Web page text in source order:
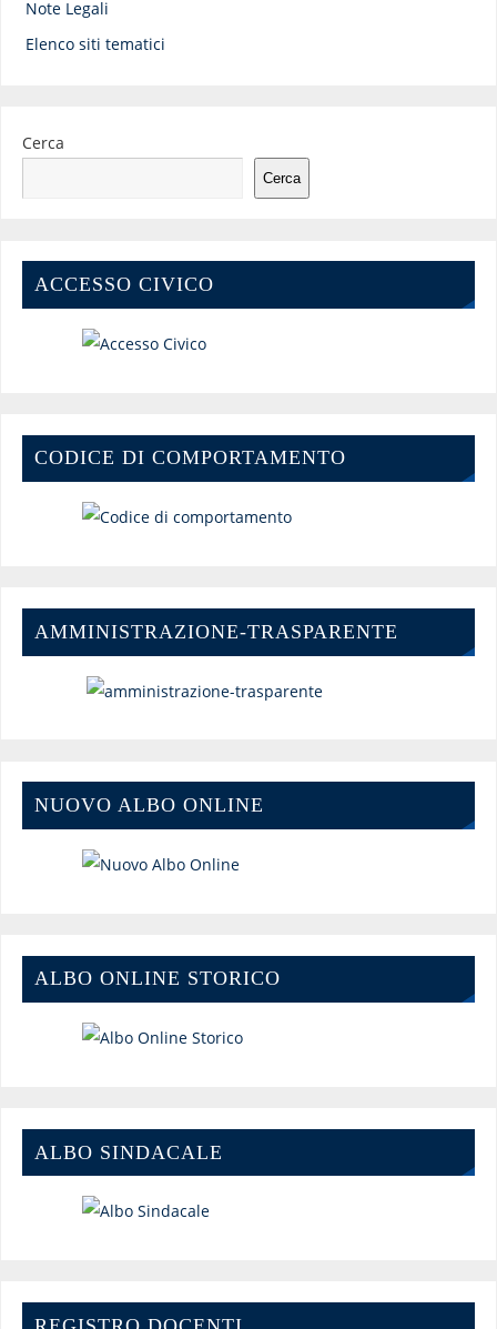
Note Legali
Elenco siti tematici
Cerca
Cerca
ACCESSO CIVICO
CODICE DI COMPORTAMENTO
AMMINISTRAZIONE-TRASPARENTE
NUOVO ALBO ONLINE
ALBO ONLINE STORICO
ALBO SINDACALE